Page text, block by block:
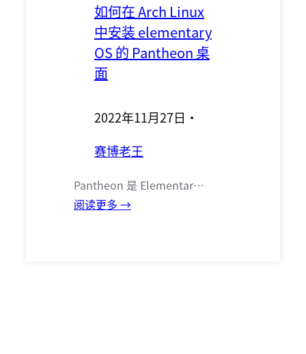
如何在 Arch Linux
中安装 elementary
OS 的 Pantheon 桌
面
2022年11月27日 ·
赛博老王
Pantheon 是 Elementar…
阅读更多 →